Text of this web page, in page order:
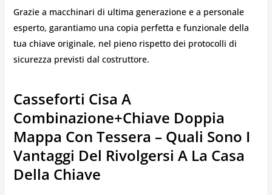
Grazie a macchinari di ultima generazione e a personale
esperto, garantiamo una copia perfetta e funzionale della
tua chiave originale, nel pieno rispetto dei protocolli di
sicurezza previsti dal costruttore.
Casseforti Cisa A
Combinazione+chiave Doppia
Mappa Con Tessera – Quali Sono I
Vantaggi Del Rivolgersi A La Casa
Della Chiave